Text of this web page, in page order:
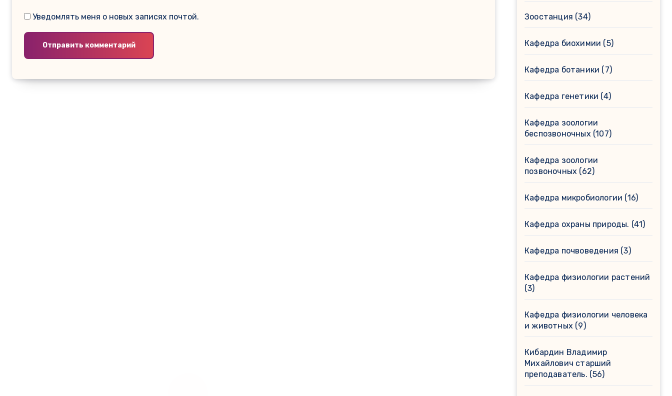
Уведомлять меня о новых записях почтой. Зоостанция (34)
Кафедра биохимии (5)
Кафедра ботаники (7)
Кафедра генетики (4)
Кафедра зоологии
беспозвоночных (107)
Кафедра зоологии
позвоночных (62)
Кафедра микробиологии (16)
Кафедра охраны природы. (41)
Кафедра почвоведения (3)
Кафедра физиологии растений
(3)
Кафедра физиологии человека
и животных (9)
Кибардин Владимир
Михайлович старший
преподаватель. (56)